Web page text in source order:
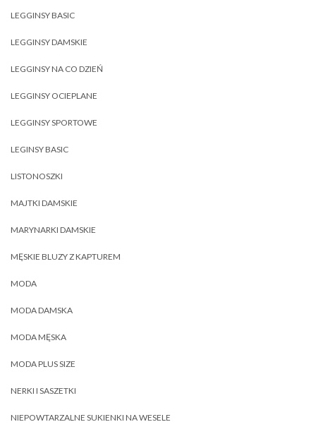
LEGGINSY BASIC
LEGGINSY DAMSKIE
LEGGINSY NA CO DZIEŃ
LEGGINSY OCIEPLANE
LEGGINSY SPORTOWE
LEGINSY BASIC
LISTONOSZKI
MAJTKI DAMSKIE
MARYNARKI DAMSKIE
MĘSKIE BLUZY Z KAPTUREM
MODA
MODA DAMSKA
MODA MĘSKA
MODA PLUS SIZE
NERKI I SASZETKI
NIEPOWTARZALNE SUKIENKI NA WESELE